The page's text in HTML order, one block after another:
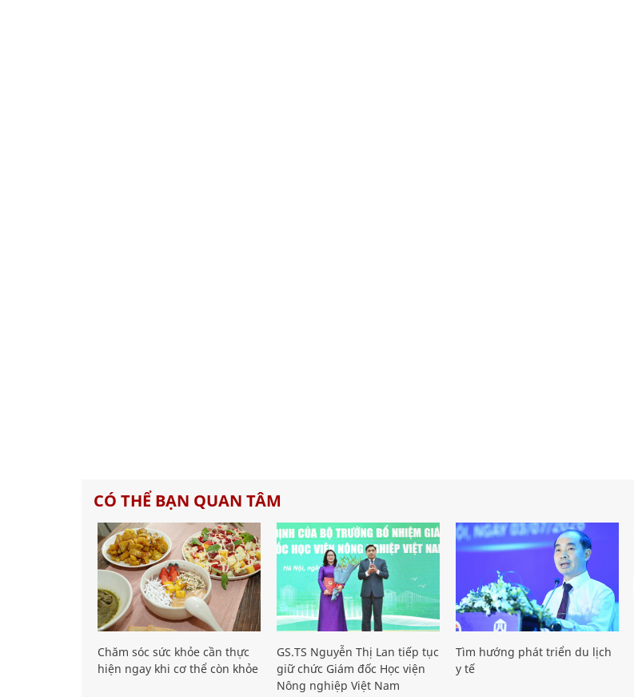
CÓ THỂ BẠN QUAN TÂM
Chăm sóc sức khỏe cần thực
hiện ngay khi cơ thể còn khỏe
GS.TS Nguyễn Thị Lan tiếp tục
giữ chức Giám đốc Học viện
Nông nghiệp Việt Nam
Tìm hướng phát triển du lịch
y tế